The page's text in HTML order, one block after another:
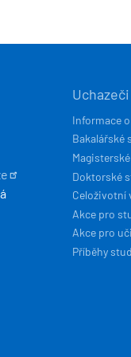
Uchazeči
Informace
Bakalářské
Doktorské
Celoživotní
Akce pro
Akce pro
Příběhy